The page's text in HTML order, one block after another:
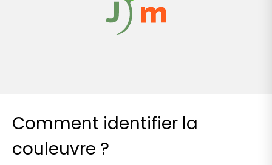
Comment identifier la
couleuvre ?